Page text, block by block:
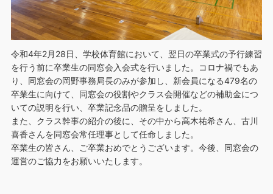
令和4年2月28日、学校体育館において、翌日の卒業式の予行練習
を行う前に卒業生の同窓会入会式を行いました。コロナ禍でもあ
り、同窓会の岡野事務局長のみが参加し、新会員になる479名の
卒業生に向けて、同窓会の役割やクラス会開催などの補助金につ
いての説明を行い、卒業記念品の贈呈をしました。
また、クラス幹事の紹介の後に、その中から高木祐希さん、古川
喜香さんを同窓会常任理事として任命しました。
卒業生の皆さん、ご卒業おめでとうございます。今後、同窓会の
運営のご協力をお願いいたします。